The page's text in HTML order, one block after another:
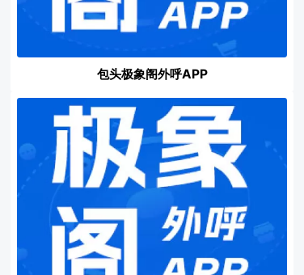
包头极象阁外呼APP